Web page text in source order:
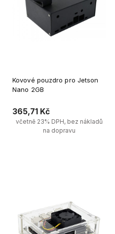
Kovové pouzdro pro Jetson
Nano 2GB
365,71 Kč
včetně 23% DPH, bez nákladů
na dopravu